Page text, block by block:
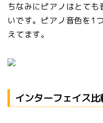
ちなみにピアノはとて
いです。ピアノ音色を1
えてます。
インターフェイス比